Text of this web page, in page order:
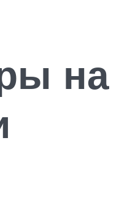
на